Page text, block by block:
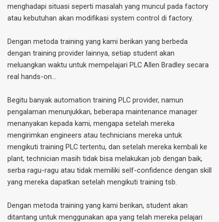
menghadapi situasi seperti masalah yang muncul pada factory
atau kebutuhan akan modifikasi system control di factory.
Dengan metoda training yang kami berikan yang berbeda
dengan training provider lainnya, setiap student akan
meluangkan waktu untuk mempelajari PLC Allen Bradley secara
real hands-on…
Begitu banyak automation training PLC provider, namun
pengalaman menunjukkan, beberapa maintenance manager
menanyakan kepada kami, mengapa setelah mereka
mengirimkan engineers atau technicians mereka untuk
mengikuti training PLC tertentu, dan setelah mereka kembali ke
plant, technician masih tidak bisa melakukan job dengan baik,
serba ragu-ragu atau tidak memiliki self-confidence dengan skill
yang mereka dapatkan setelah mengikuti training tsb.
Dengan metoda training yang kami berikan, student akan
ditantang untuk menggunakan apa yang telah mereka pelajari